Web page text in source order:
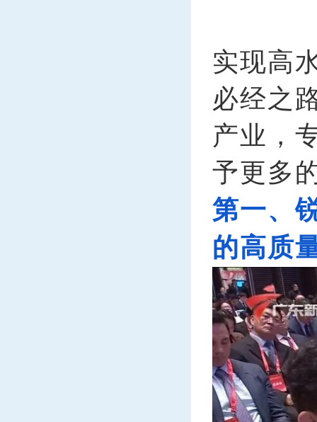
实现高
必经之
产业，
予更多
第一、
的高质